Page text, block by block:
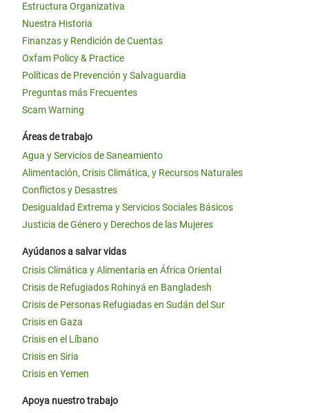
Estructura Organizativa
Nuestra Historia
Finanzas y Rendición de Cuentas
Oxfam Policy & Practice
Políticas de Prevención y Salvaguardia
Preguntas más Frecuentes
Scam Warning
Áreas de trabajo
Agua y Servicios de Saneamiento
Alimentación, Crisis Climática, y Recursos Naturales
Conflictos y Desastres
Desigualdad Extrema y Servicios Sociales Básicos
Justicia de Género y Derechos de las Mujeres
Ayúdanos a salvar vidas
Crisis Climática y Alimentaria en África Oriental
Crisis de Refugiados Rohinyá en Bangladesh
Crisis de Personas Refugiadas en Sudán del Sur
Crisis en Gaza
Crisis en el Líbano
Crisis en Siria
Crisis en Yemen
Apoya nuestro trabajo